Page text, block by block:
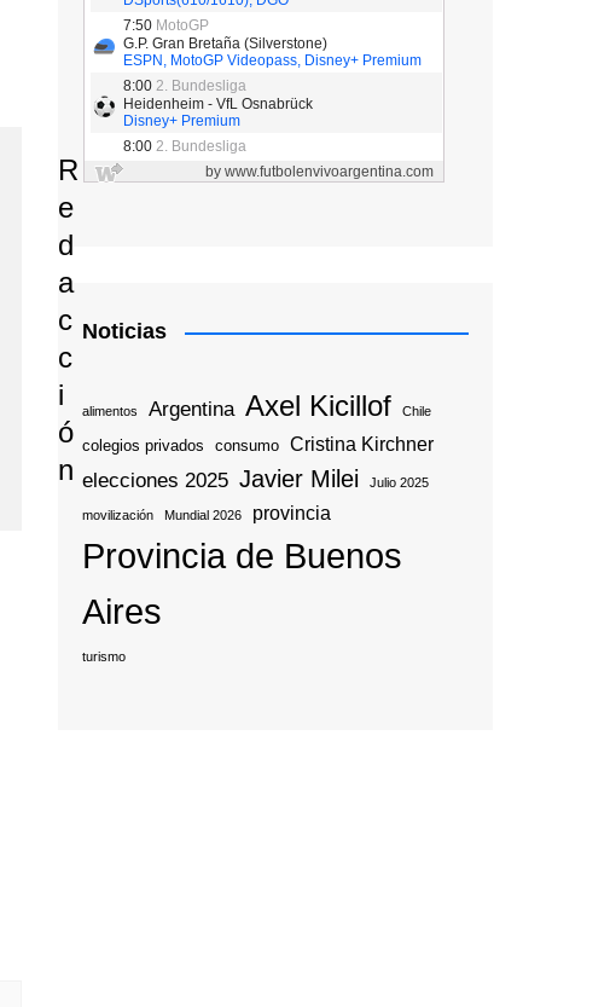
R
E
D
A
C
C
I
Ó
N
Prev
Noticias
alimentos Argentina Axel Kicillof Chile
colegios privados consumo Cristina Kirchner
elecciones 2025 Javier Milei Julio 2025
movilización Mundial 2026 provincia
Provincia de Buenos
Aires
turismo